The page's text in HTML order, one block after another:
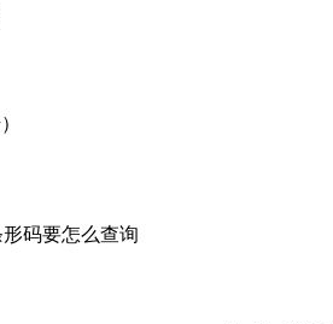
码要怎么查询